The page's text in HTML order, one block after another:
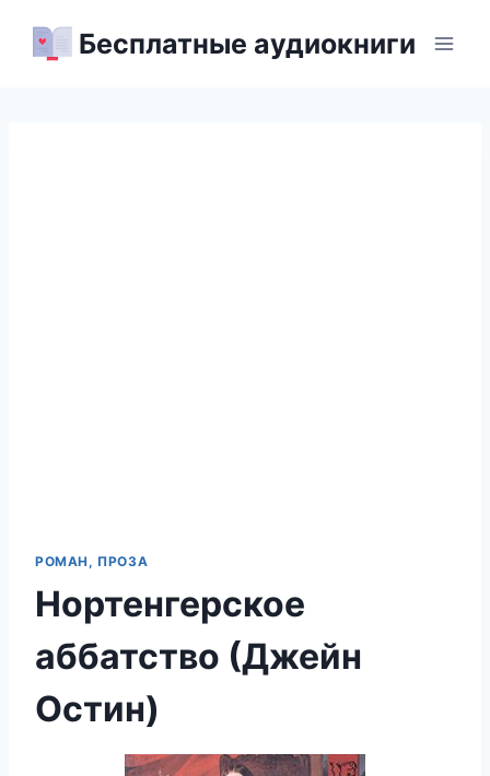
Бесплатные аудиокниги
РОМАН, ПРОЗА
Нортенгерское
аббатство (Джейн
Остин)